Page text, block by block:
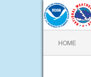
HOME